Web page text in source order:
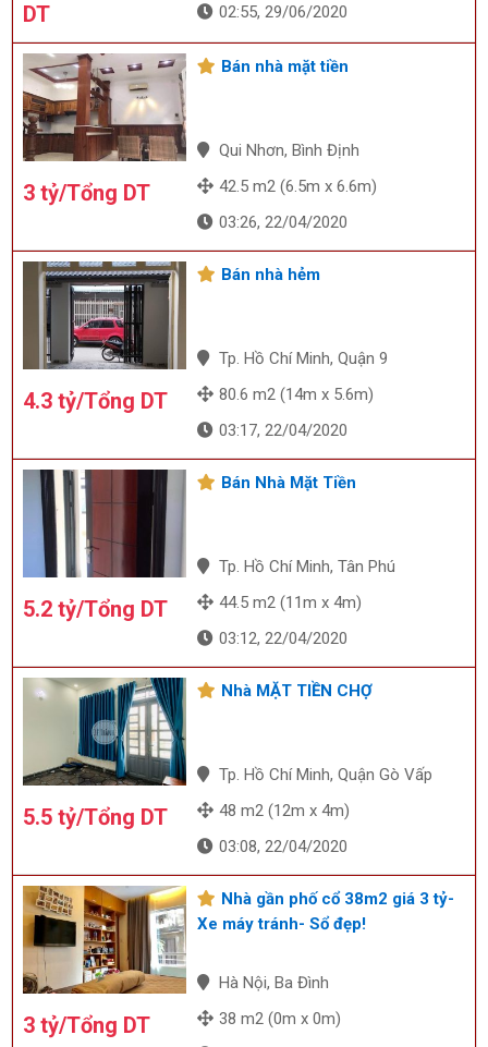
DT
02:55, 29/06/2020
3 tỷ/Tổng DT
Bán nhà mặt tiền
Qui Nhơn, Bình Định
42.5 m2 (6.5m x 6.6m)
03:26, 22/04/2020
4.3 tỷ/Tổng DT
Bán nhà hẻm
Tp. Hồ Chí Minh, Quận 9
80.6 m2 (14m x 5.6m)
03:17, 22/04/2020
5.2 tỷ/Tổng DT
Bán Nhà Mặt Tiền
Tp. Hồ Chí Minh, Tân Phú
44.5 m2 (11m x 4m)
03:12, 22/04/2020
5.5 tỷ/Tổng DT
Nhà MẶT TIỀN CHỢ
Tp. Hồ Chí Minh, Quận Gò Vấp
48 m2 (12m x 4m)
03:08, 22/04/2020
3 tỷ/Tổng DT
Nhà gần phố cổ 38m2 giá 3 tỷ-
Xe máy tránh- Sổ đẹp!
Hà Nội, Ba Đình
38 m2 (0m x 0m)